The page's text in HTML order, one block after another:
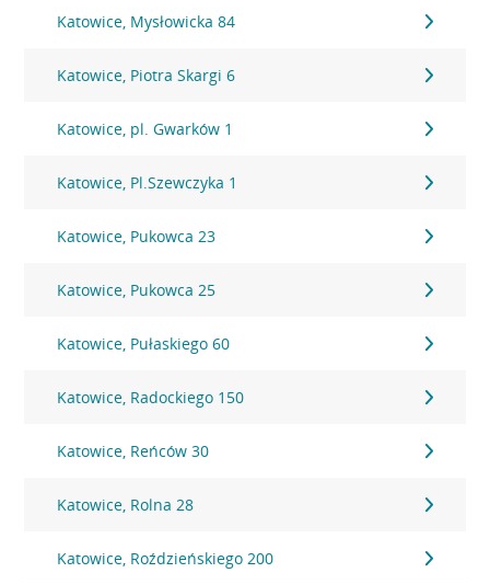
Katowice, Mysłowicka 84
Katowice, Piotra Skargi 6
Katowice, pl. Gwarków 1
Katowice, Pl.Szewczyka 1
Katowice, Pukowca 23
Katowice, Pukowca 25
Katowice, Pułaskiego 60
Katowice, Radockiego 150
Katowice, Reńców 30
Katowice, Rolna 28
Katowice, Roździeńskiego 200